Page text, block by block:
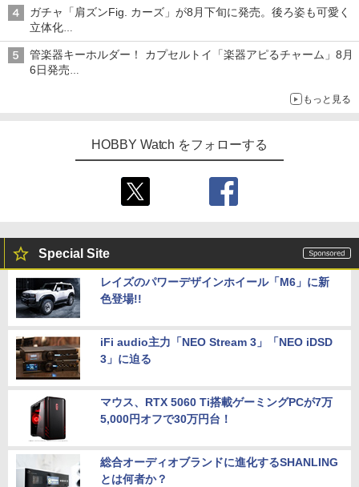
追求
ガチャ「肩ズンFig. カーズ」が8月下旬に発売。後ろ姿も可愛く
立体化
ライトニング・マックィーンやメーターなど4種がラインナップ
管楽器キーホルダー！ カプセルトイ「楽器アピるチャーム」8月
6日発売
もっと見る
HOBBY Watch をフォローする
Special Site
レイズのパワーデザインホイール「M6」に新
色登場!!
iFi audio主力「NEO Stream 3」「NEO iDSD
3」に迫る
マウス、RTX 5060 Ti搭載ゲーミングPCが7万
5,000円オフで30万円台！
総合オーディオブランドに進化するSHANLING
とは何者か？